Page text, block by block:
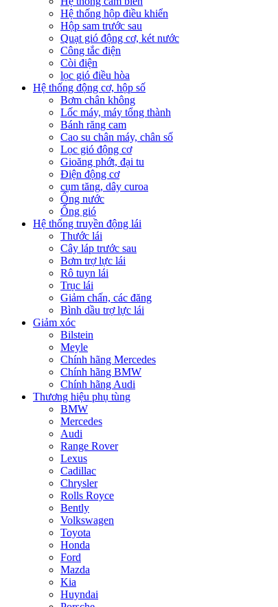
Hệ thống hộp điều khiển
Hộp sam trước sau
Quạt gió động cơ, két nước
Công tắc điện
Còi điện
lọc gió điều hòa
Hệ thống động cơ, hộp số
Bơm chân không
Lốc máy, máy tổng thành
Bánh răng cam
Cao su chân máy, chân số
Lọc gió động cơ
Gioăng phớt, đại tu
Điện động cơ
cụm tăng, dây curoa
Ống nước
Ống gió
Hệ thống truyền động lái
Thước lái
Cây láp trước sau
Bơm trợ lực lái
Rô tuyn lái
Trục lái
Giảm chấn, các đăng
Bình dầu trợ lực lái
Giảm xóc
Bilstein
Meyle
Chính hãng Mercedes
Chính hãng BMW
Chính hãng Audi
Thương hiệu phụ tùng
BMW
Mercedes
Audi
Range Rover
Lexus
Cadillac
Chrysler
Rolls Royce
Bently
Volkswagen
Toyota
Honda
Ford
Mazda
Kia
Huyndai